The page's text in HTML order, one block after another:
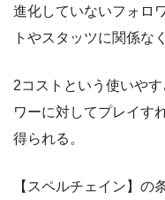
進化していないフォロ
トやスタッツに関係な
2コストという使いや
ワーに対してプレイす
得られる。
【スペルチェイン】の